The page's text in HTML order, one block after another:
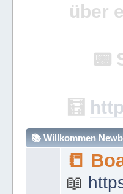
über
📟
🧮
📚 Willkommen
📒
📖